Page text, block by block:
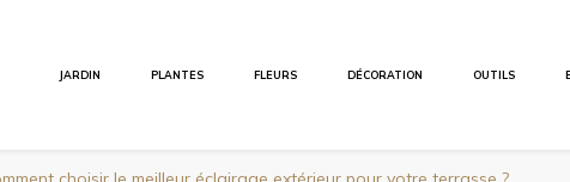
JARDIN PLANTES FLEURS DÉCORATION OUTILS